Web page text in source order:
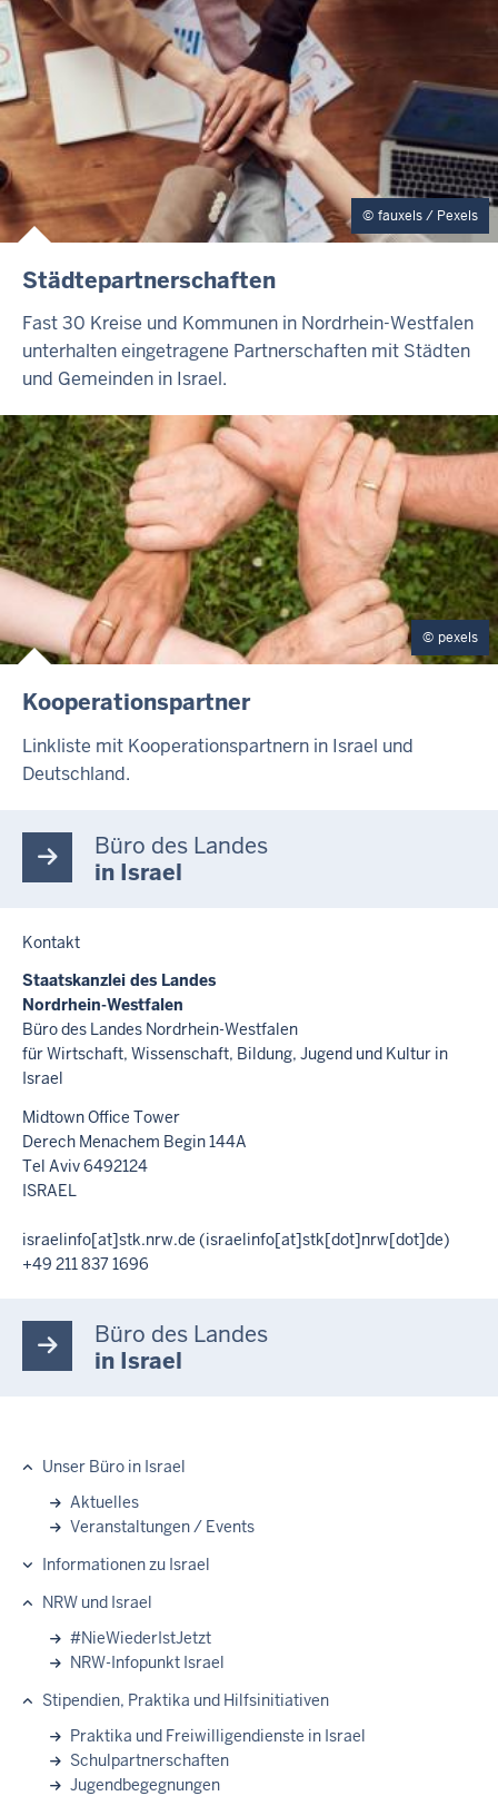
T
E
fauxels / Pexels
I
H
L
T
S
E
I
T
E
Städtepartnerschaften
Fast 30 Kreise und Kommunen in Nordrhein-Westfalen
unterhalten eingetragene Partnerschaften mit Städten
und Gemeinden in Israel.
pexels
I
H
L
I
Kooperationspartner
Linkliste mit Kooperationspartnern in Israel und
Deutschland.
Büro des Landes
in Israel
Kontakt
Staatskanzlei des Landes
Nordrhein-Westfalen
Büro des Landes Nordrhein-Westfalen
für Wirtschaft, Wissenschaft, Bildung, Jugend und Kultur in
Israel
Midtown Office Tower
Derech Menachem Begin 144A
Tel Aviv 6492124
ISRAEL
israelinfo[at]stk.nrw.de (israelinfo[at]stk[dot]nrw[dot]de)
+49 211 837 1696
Büro des Landes
in Israel
Hauptnavigation
Unser Büro in Israel
Aktuelles
Veranstaltungen / Events
Informationen zu Israel
NRW und Israel
#NieWiederIstJetzt
NRW-Infopunkt Israel
Stipendien, Praktika und Hilfsinitiativen
Praktika und Freiwilligendienste in Israel
Schulpartnerschaften
Jugendbegegnungen